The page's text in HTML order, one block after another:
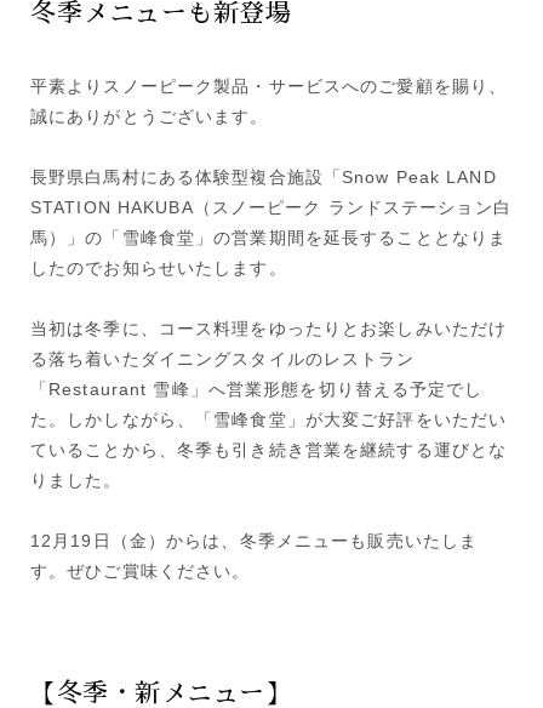
冬季メニューも新登場
平素よりスノーピーク製品・サービスへのご愛顧を賜り、
誠にありがとうございます。
長野県白馬村にある体験型複合施設「Snow Peak LAND
STATION HAKUBA（スノーピーク ランドステーション白
馬）」の「雪峰食堂」の営業期間を延長することとなりま
したのでお知らせいたします。
当初は冬季に、コース料理をゆったりとお楽しみいただけ
る落ち着いたダイニングスタイルのレストラン
「Restaurant 雪峰」へ営業形態を切り替える予定でし
た。しかしながら、「雪峰食堂」が大変ご好評をいただい
ていることから、冬季も引き続き営業を継続する運びとな
りました。
12月19日（金）からは、冬季メニューも販売いたしま
す。ぜひご賞味ください。
【冬季・新メニュー】